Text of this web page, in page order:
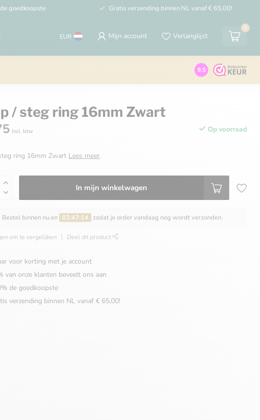
goedkoopste Gratis verzending binnen NL vanaf € 65,00!
EUR Mijn account Verlanglijst
0
9.5
/ steg ring 16mm Zwart
Incl. btw Op voorraad
ring 16mm Zwart Lees meer.
In mijn winkelwagen
Bestel binnen nu en 02:47:14 zodat je order vandaag nog wordt verzonden.
om te vergelijken Deel dit product
voor korting met je account
van onze klanten beveelt ons aan
de goedkoopste
verzending binnen NL vanaf € 65,00!